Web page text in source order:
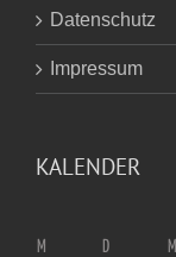
Datenschutz
Impressum
KALENDER
M D M